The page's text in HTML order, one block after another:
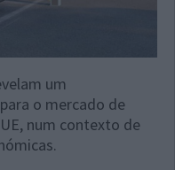
um
o mercado de
num contexto de